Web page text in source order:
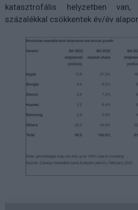
katasztrofális helyzetben
százalékkal csökkentek év/év